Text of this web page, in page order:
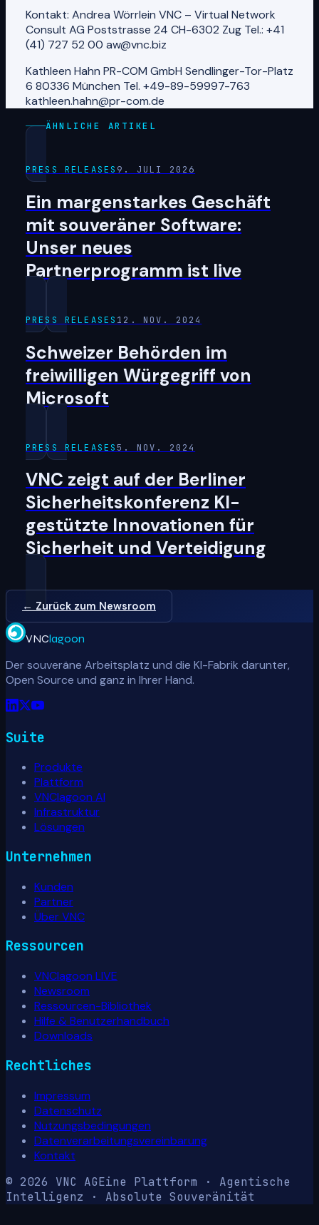
Kontakt: Andrea Wörrlein VNC – Virtual Network
Consult AG Poststrasse 24 CH-6302 Zug Tel.: +41
(41) 727 52 00 aw@vnc.biz
Kathleen Hahn PR-COM GmbH Sendlinger-Tor-Platz
6 80336 München Tel. +49-89-59997-763
kathleen.hahn@pr-com.de
ÄHNLICHE ARTIKEL
PRESS RELEASES 9. JULI 2026
Ein margenstarkes Geschäft
mit souveräner Software:
Unser neues
Partnerprogramm ist live
PRESS RELEASES 12. NOV. 2024
Schweizer Behörden im
freiwilligen Würgegriff von
Microsoft
PRESS RELEASES5. NOV. 2024
VNC zeigt auf der Berliner
Sicherheitskonferenz KI-
gestützte Innovationen für
Sicherheit und Verteidigung
← Zurück zum Newsroom
VNClagoon
Der souveräne Arbeitsplatz und die KI-Fabrik darunter,
Open Source und ganz in Ihrer Hand.
Suite
Produkte
Plattform
VNClagoon AI
Infrastruktur
Lösungen
Unternehmen
Kunden
Partner
Über VNC
Ressourcen
VNClagoon LIVE
Newsroom
Ressourcen-Bibliothek
Hilfe & Benutzerhandbuch
Downloads
Rechtliches
Impressum
Datenschutz
Nutzungsbedingungen
Datenverarbeitungsvereinbarung
Kontakt
© 2026 VNC AGEine Plattform · Agentische
Intelligenz · Absolute Souveränität